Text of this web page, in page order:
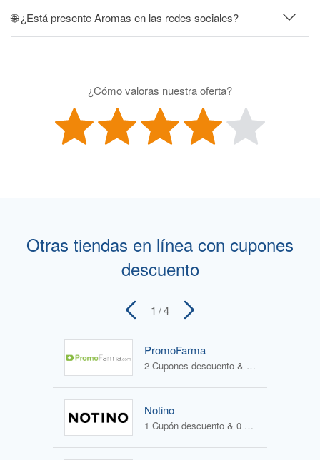
🌐 ¿Está presente Aromas en las redes sociales?
¿Cómo valoras nuestra oferta?
Otras tiendas en línea con cupones
descuento
1 / 4
PromoFarma
2 Cupones descuento & 2 Ofertas
Notino
1 Cupón descuento & 0 Ofertas